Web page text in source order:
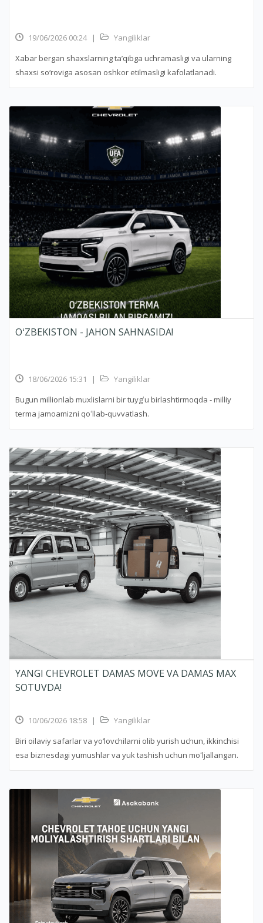
19/06/2026 00:24 |
Yangiliklar
Xabar bergan shaxslarning ta’qibga uchramasligi va ularning
shaxsi so‘roviga asosan oshkor etilmasligi kafolatlanadi.
OʻZBEKISTON - JAHON SAHNASIDA!
18/06/2026 15:31 |
Yangiliklar
Bugun millionlab muxlislarni bir tuygʻu birlashtirmoqda - milliy
terma jamoamizni qoʻllab-quvvatlash.
YANGI CHEVROLET DAMAS MOVE VA DAMAS MAX
SOTUVDA!
10/06/2026 18:58 |
Yangiliklar
Biri oilaviy safarlar va yo‘lovchilarni olib yurish uchun, ikkinchisi
esa biznesdagi yumushlar va yuk tashish uchun moʻljallangan.